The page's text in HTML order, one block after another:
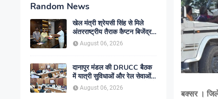
Random News
खेल मंत्री श्रेयसी सिंह से मिले
अंतरराष्ट्रीय तैराक कैप्टन बिजेंद्र
सिंह, गोकुल जलाशय में तैराकी
प्रशिक्षण केंद्र शुरू करने की उठाई
August 06, 2026
दानापुर मंडल की DRUCC बैठक
में यात्री सुविधाओं और रेल सेवाओं
के विस्तार पर मंथन, अधिकारियों को
दिए गए आवश्यक निर्देश
August 06, 2026
बक्सर ।